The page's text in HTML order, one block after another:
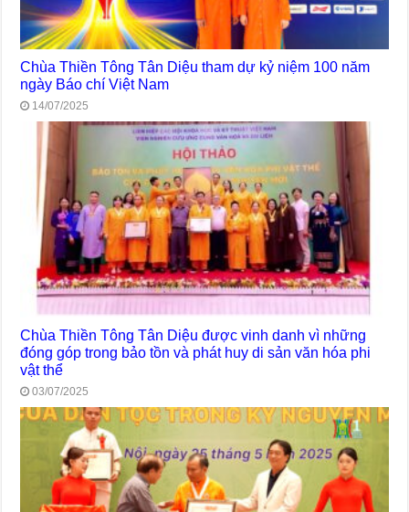
Chùa Thiền Tông Tân Diệu tham dự kỷ niệm 100 năm
ngày Báo chí Việt Nam
14/07/2025
Chùa Thiền Tông Tân Diệu được vinh danh vì những
đóng góp trong bảo tồn và phát huy di sản văn hóa phi
vật thể
03/07/2025